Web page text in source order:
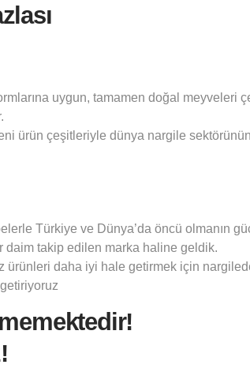
uygun, tamamen doğal meyveleri
ürün çeşitleriyle dünya nargile
Türkiye ve Dünya’da öncü olmanın
daim takip edilen marka haline geldik.
ürünleri daha iyi hale getirmek için